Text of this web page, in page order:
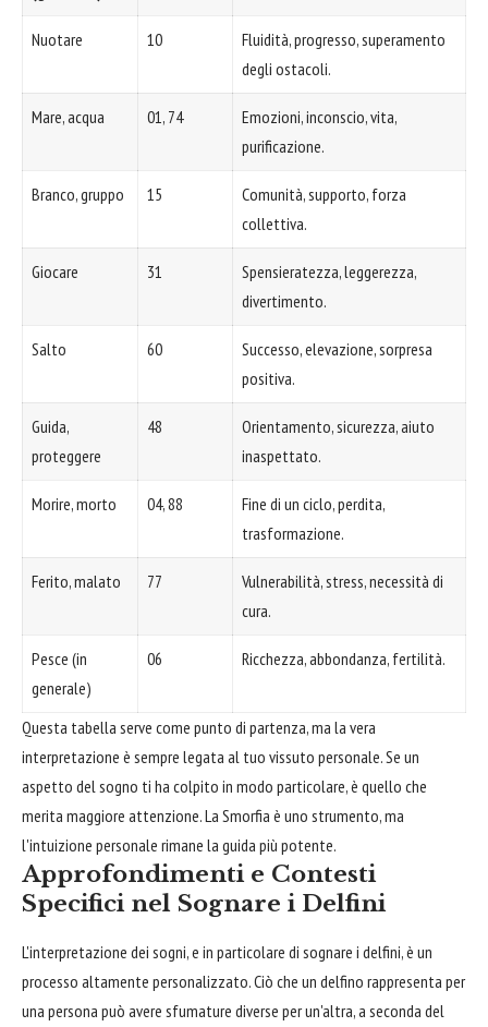
Nuotare 10
Fluidità, progresso, superamento
degli ostacoli.
Mare, acqua 01, 74
Emozioni, inconscio, vita,
purificazione.
Branco, gruppo 15
Comunità, supporto, forza
collettiva.
Giocare 31
Spensieratezza, leggerezza,
divertimento.
Salto 60
Successo, elevazione, sorpresa
positiva.
Guida,
proteggere
48
Orientamento, sicurezza, aiuto
inaspettato.
Morire, morto 04, 88
Fine di un ciclo, perdita,
trasformazione.
Ferito, malato 77
Vulnerabilità, stress, necessità di
cura.
Pesce (in
generale)
06 Ricchezza, abbondanza, fertilità.
Questa tabella serve come punto di partenza, ma la vera
interpretazione è sempre legata al tuo vissuto personale. Se un
aspetto del sogno ti ha colpito in modo particolare, è quello che
merita maggiore attenzione. La Smorfia è uno strumento, ma
l'intuizione personale rimane la guida più potente.
Approfondimenti e Contesti
Specifici nel Sognare i Delfini
L'interpretazione dei sogni, e in particolare di sognare i delfini, è un
processo altamente personalizzato. Ciò che un delfino rappresenta per
una persona può avere sfumature diverse per un'altra, a seconda del